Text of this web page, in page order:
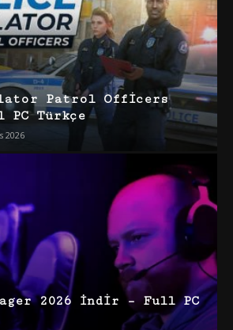
Patrol Officers
Türkçe
2026
2026 İndir – Full PC